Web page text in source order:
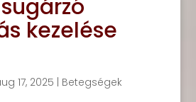
kezelése
17, 2025 Betegségek